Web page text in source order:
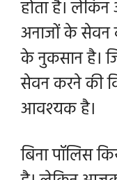
होता है।
अनाजों के सेवन
के नुकसान है।
सेवन करने की
आवश्यक है।
बिना पॉलिस